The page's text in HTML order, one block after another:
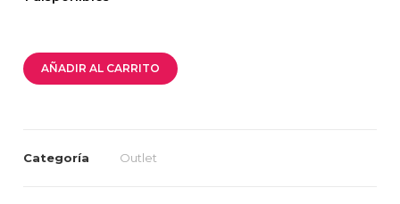
AÑADIR AL CARRITO
Categoría Outlet